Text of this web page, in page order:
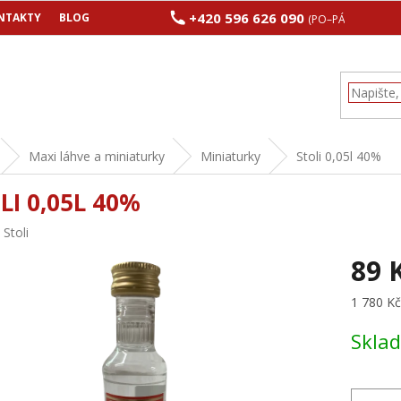
BLOG +420 596 626 090 (PO–PÁ 8:00–17:00)
Maxi láhve a miniaturky Miniaturky Stoli 0,05l 40%
0,05L 40%
Stoli
89
Měrná
1 780